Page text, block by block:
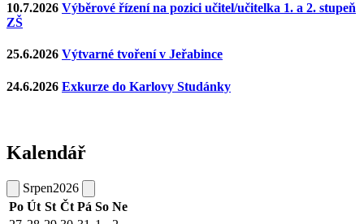
10.7.2026 Výběrové řízení na pozici učitel/učitelka 1. a 2. stupeň
ZŠ
25.6.2026 Výtvarné tvoření v Jeřabince
24.6.2026 Exkurze do Karlovy Studánky
Kalendář
Srpen2026
Po Út St Čt Pá So Ne